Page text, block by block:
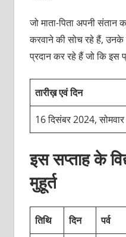
जो माता-पिता अपनी
करवाने की सोच रहे हैं, उनके
प्रदान कर रहे हैं जो कि इस
तारीख़ एवं दिन
16 दिसंबर 2024, सोमवार
इस सप्ताह के
मुहूर्त
तिथि दिन पर्व